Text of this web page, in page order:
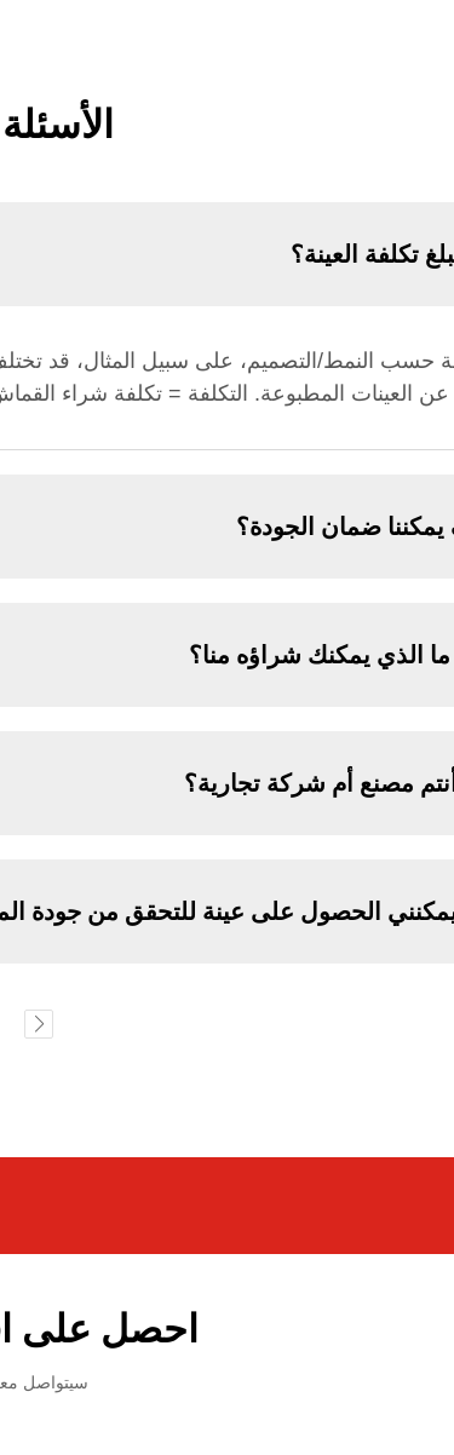
تكلفة العينة؟
حسب النمط/التصميم، على سبيل المثال، قد
عن العينات المطبوعة. التكلفة = تكلفة شراء
ضمان الجودة؟
الذي يمكنك شراؤه منا؟
مصنع أم شركة تجارية؟
الحصول على عينة للتحقق من جودة
احصل على
سيتواصل